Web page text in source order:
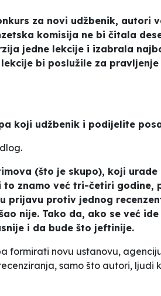
za novi udžbenik, autori
komisija ne bi čitala
jedne lekcije i izabrala
bi poslužile za
koji udžbenik i podijelite
(što je skupo), koji urade
znamo već tri-četiri godine,
prijavu protiv jednog
nije. Tako da, ako se već ide
i da bude što jeftinije.
formirati novu ustanovu,
samo što autori, ljudi